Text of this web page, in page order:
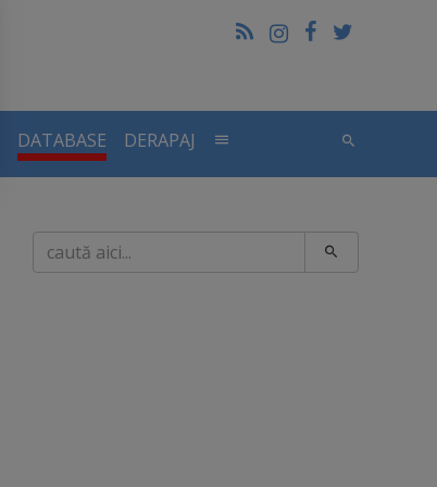
DATABASE DERAPAJ
Caută